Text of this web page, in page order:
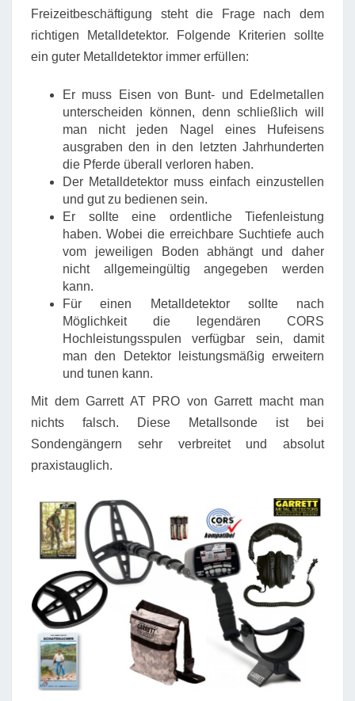
Freizeitbeschäftigung steht die Frage nach dem
richtigen Metalldetektor. Folgende Kriterien sollte
ein guter Metalldetektor immer erfüllen:
Er muss Eisen von Bunt- und Edelmetallen
unterscheiden können, denn schließlich will
man nicht jeden Nagel eines Hufeisens
ausgraben den in den letzten Jahrhunderten
die Pferde überall verloren haben.
Der Metalldetektor muss einfach einzustellen
und gut zu bedienen sein.
Er sollte eine ordentliche Tiefenleistung
haben. Wobei die erreichbare Suchtiefe auch
vom jeweiligen Boden abhängt und daher
nicht allgemeingültig angegeben werden
kann.
Für einen Metalldetektor sollte nach
Möglichkeit die legendären CORS
Hochleistungsspulen verfügbar sein, damit
man den Detektor leistungsmäßig erweitern
und tunen kann.
Mit dem Garrett AT PRO von Garrett macht man
nichts falsch. Diese Metallsonde ist bei
Sondengängern sehr verbreitet und absolut
praxistauglich.